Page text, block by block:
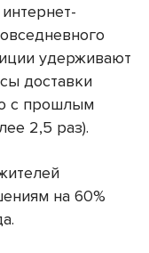
удерживают
доставки
с прошлым
2,5 раз).
на 60%